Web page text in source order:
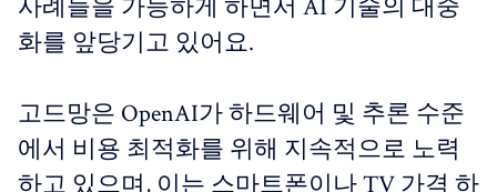
사례들을 가능하게 하면서 AI 기술의 대중
화를 앞당기고 있어요.
고드망은 OpenAI가 하드웨어 및 추론 수준
에서 비용 최적화를 위해 지속적으로 노력
하고 있으며, 이는 스마트폰이나 TV 가격 하